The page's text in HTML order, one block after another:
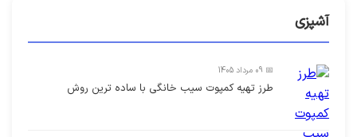
آشپزی
📅 09 مرداد 1405
طرز تهیه کمپوت سیب خانگی با ساده ترین روش